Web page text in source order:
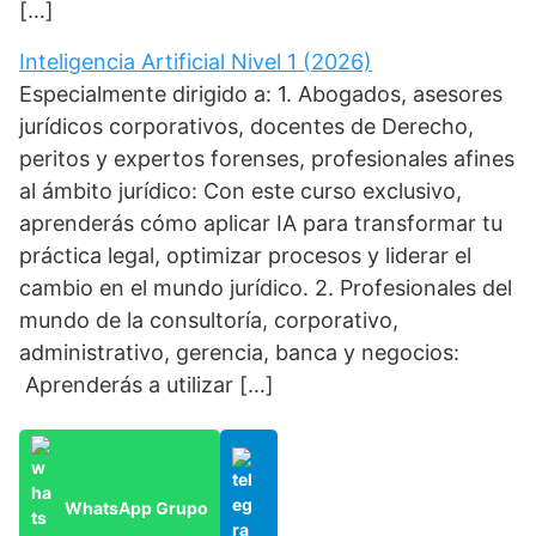
[…]
Inteligencia Artificial Nivel 1 (2026)
Especialmente dirigido a: 1. Abogados, asesores
jurídicos corporativos, docentes de Derecho,
peritos y expertos forenses, profesionales afines
al ámbito jurídico: Con este curso exclusivo,
aprenderás cómo aplicar IA para transformar tu
práctica legal, optimizar procesos y liderar el
cambio en el mundo jurídico. 2. Profesionales del
mundo de la consultoría, corporativo,
administrativo, gerencia, banca y negocios:
Aprenderás a utilizar […]
WhatsApp Grupo